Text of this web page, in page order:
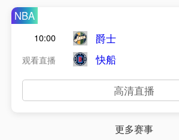
NBA
10:00
观看直播
爵士
快船
高清直播
更多赛事